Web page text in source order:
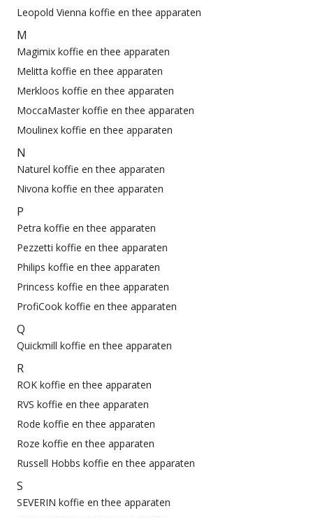
Leopold Vienna koffie en thee apparaten
M
Magimix koffie en thee apparaten
Melitta koffie en thee apparaten
Merkloos koffie en thee apparaten
MoccaMaster koffie en thee apparaten
Moulinex koffie en thee apparaten
N
Naturel koffie en thee apparaten
Nivona koffie en thee apparaten
P
Petra koffie en thee apparaten
Pezzetti koffie en thee apparaten
Philips koffie en thee apparaten
Princess koffie en thee apparaten
ProfiCook koffie en thee apparaten
Q
Quickmill koffie en thee apparaten
R
ROK koffie en thee apparaten
RVS koffie en thee apparaten
Rode koffie en thee apparaten
Roze koffie en thee apparaten
Russell Hobbs koffie en thee apparaten
S
SEVERIN koffie en thee apparaten